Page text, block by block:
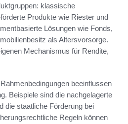
klassische
Produkte wie Riester und
Lösungen wie Fonds,
als Altersvorsorge.
Mechanismus für Rendite,
beeinflussen
Beispiele sind die nachgelagerte
die staatliche Förderung bei
Regeln können